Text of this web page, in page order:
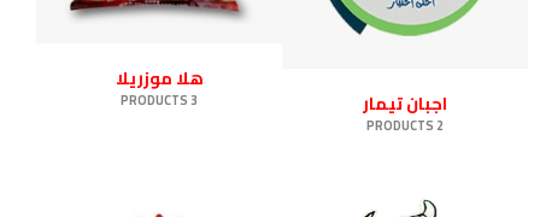
اجبان تيمار
2 PRODUCTS
هلا موزريلا
3 PRODUCTS